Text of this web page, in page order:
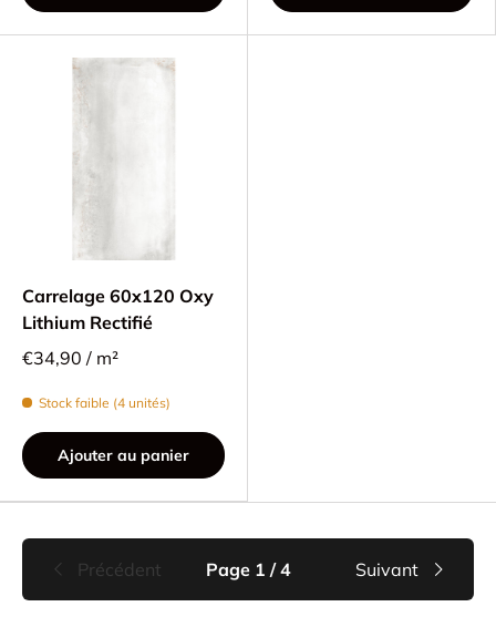
Carrelage 60x120 Oxy
Lithium Rectifié
€34,90 / m²
Stock faible (4 unités)
Ajouter au panier
Précédent Page 1 / 4 Suivant